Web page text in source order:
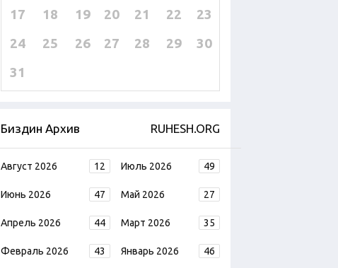
17
18 19 20 21 22
23
24
25 26 27 28 29
30
31
Биздин Архив RUHESH.ORG
Август 2026 12 Июль 2026 49
Июнь 2026 47 Май 2026 27
Апрель 2026 44 Март 2026 35
Февраль 2026 43 Январь 2026 46